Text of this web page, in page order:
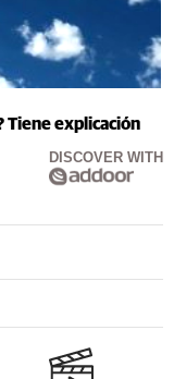
Tiene explicación
DISCOVER WITH